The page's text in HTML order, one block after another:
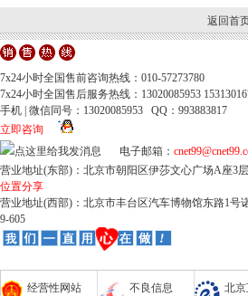
返回首
7x24小时全国售前咨询热线：010-57273780
7x24小时全国售后服务热线：13020085953
手机 | 微信同号：13020085953 QQ：993883817
立即咨询
电子邮箱：
营业地址(东部)：北京市朝阳区伊莎文心广场A座3
位置分享
营业地址(西部)：北京市丰台区汽车博物馆东路1号
9-605
经营性网站
不良信息
北京